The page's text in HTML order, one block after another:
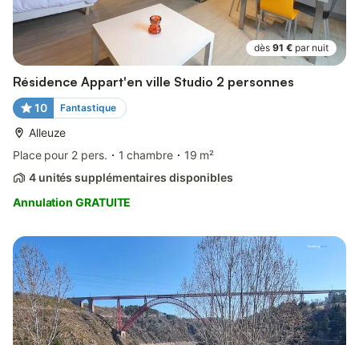
dès 91 € par nuit
Résidence Appart'en ville Studio 2 personnes
10 Fantastique
Alleuze
Place pour 2 pers.
1 chambre
19 m²
4 unités supplémentaires disponibles
Annulation GRATUITE